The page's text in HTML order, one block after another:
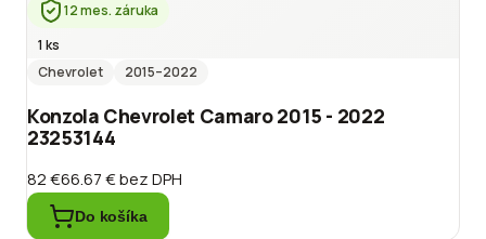
12 mes. záruka
1 ks
Chevrolet
2015–2022
Konzola Chevrolet Camaro 2015 - 2022
23253144
82 €66.67 €bez DPH
Do košíka